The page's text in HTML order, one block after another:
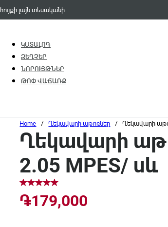
լայն տեսականի
ԿԱՏԱԼՈԳ
ԶԵՂՉԵՐ
ՆՈՐՈՒՅԹՆԵՐ
ԹՈՓ ՎԱՃԱՌՔ
Home / Ղեկավարի աթոռներ / Ղեկավարի
Ղեկավարի
2.05 MPES/ սև
֏179,000